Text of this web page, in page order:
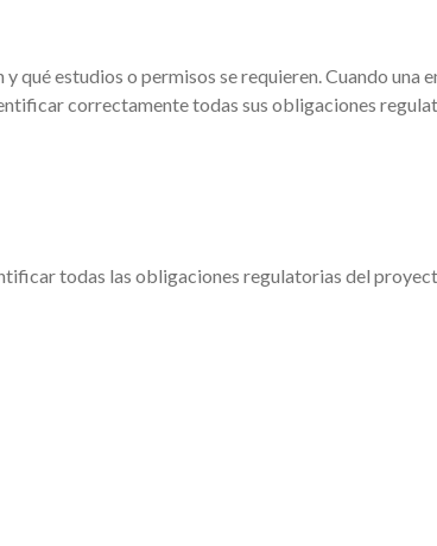
estudios o permisos se requieren. Cuando una
correctamente todas sus obligaciones
todas las obligaciones regulatorias del